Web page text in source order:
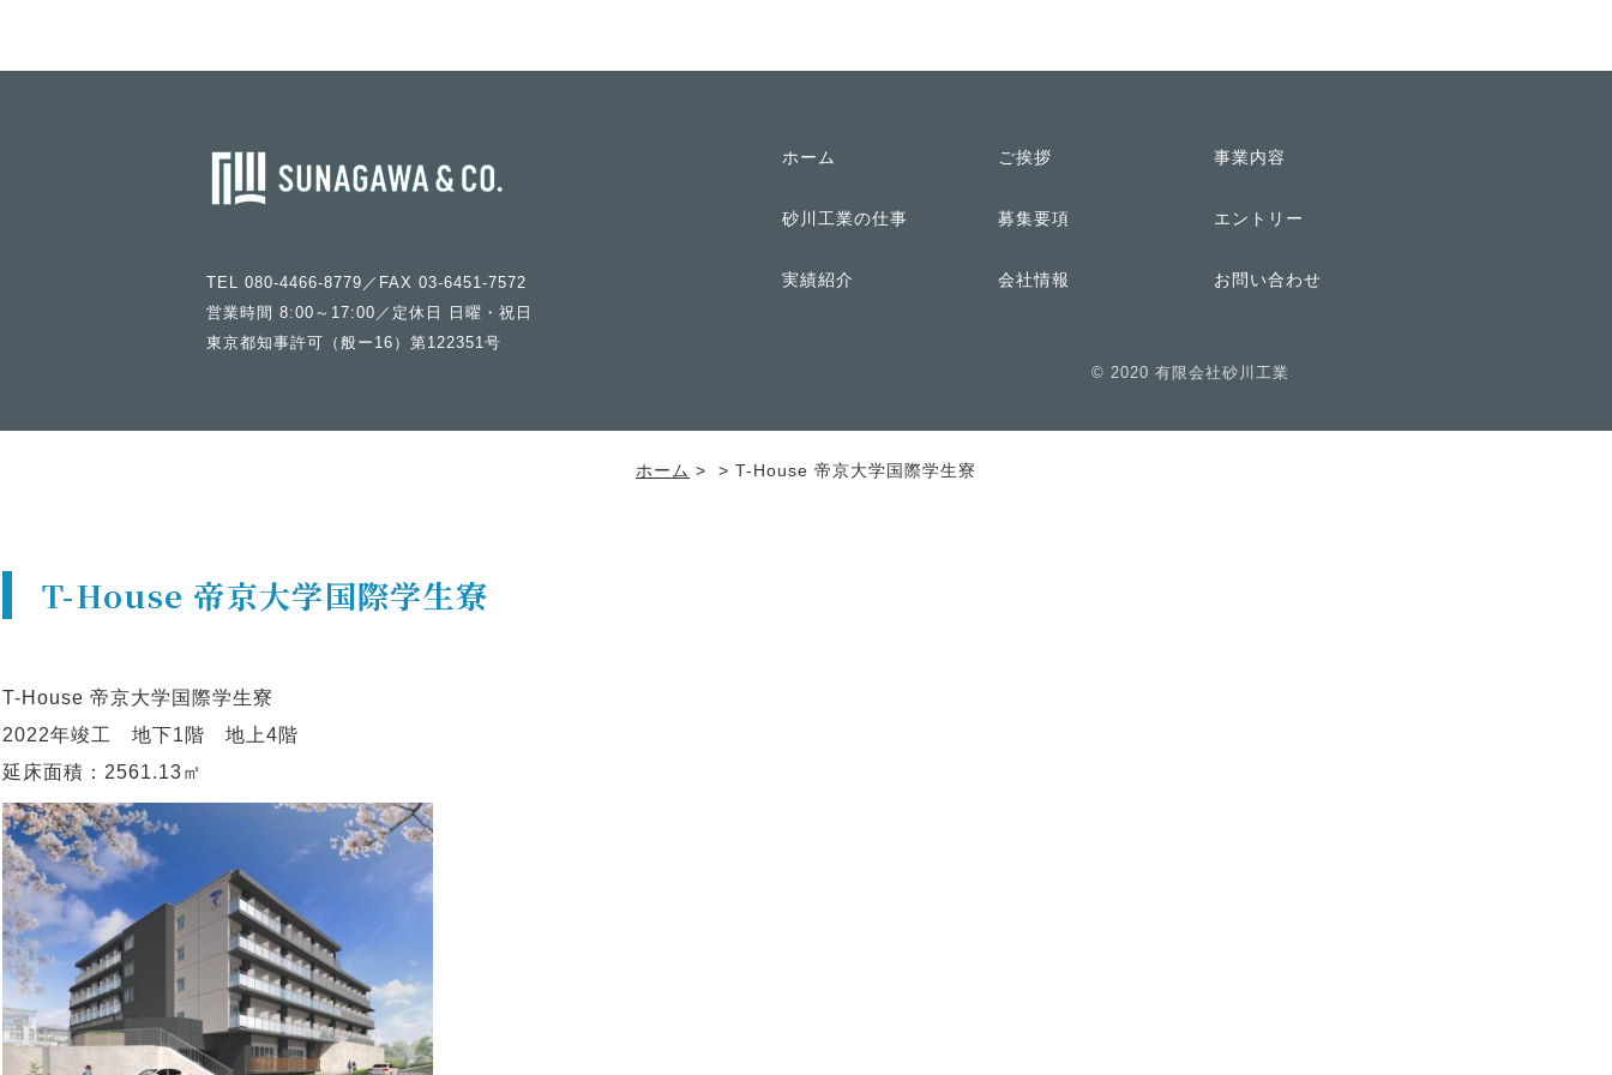
TEL 080-4466-8779／FAX 03-6451-7572
営業時間 8:00～17:00／定休日 日曜・祝日
東京都知事許可（般ー16）第122351号
ホーム
砂川工業の仕事
実績紹介
ご挨拶
募集要項
会社情報
事業内容
エントリー
お問い合わせ
© 2020 有限会社砂川工業
ホーム > > T-House 帝京大学国際学生寮
T-House 帝京大学国際学生寮
T-House 帝京大学国際学生寮
2022年竣工 地下1階 地上4階
延床面積：2561.13㎡